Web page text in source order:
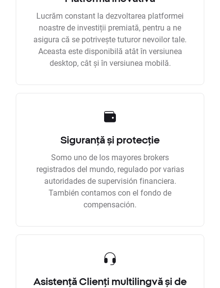
Lucrăm constant la dezvoltarea platformei
noastre de investiții premiată, pentru a ne
asigura că se potrivește tuturor nevoilor tale.
Aceasta este disponibilă atât în versiunea
desktop, cât și în versiunea mobilă.
Siguranță și protecție
Somo uno de los mayores brokers
registrados del mundo, regulado por varias
autoridades de supervisión financiera.
También contamos con el fondo de
compensación.
Asistență Clienți multilingvă și de